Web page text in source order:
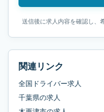
送信後に求人内容を確認し、
関連リンク
全国ドライバー求人
千葉県の求人